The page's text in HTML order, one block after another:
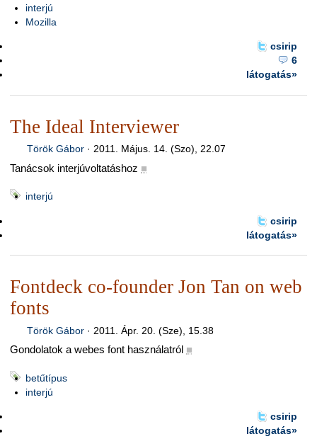
interjú
Mozilla
csirip
6
látogatás»
The Ideal Interviewer
Török Gábor· 2011. Május. 14. (Szo), 22.07
Tanácsok interjúvoltatáshoz ■
interjú
csirip
látogatás»
Fontdeck co-founder Jon Tan on web
fonts
Török Gábor· 2011. Ápr. 20. (Sze), 15.38
Gondolatok a webes font használatról ■
betűtípus
interjú
csirip
látogatás»